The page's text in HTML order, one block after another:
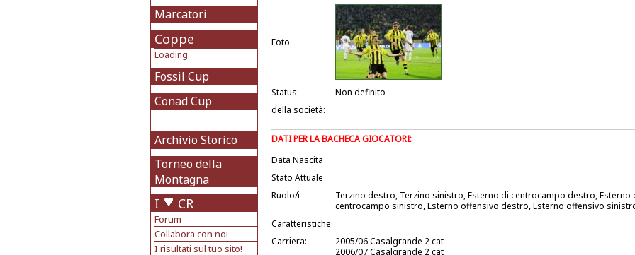
Marcatori
Coppe
Loading...
Fossil Cup
Conad Cup
Archivio Storico
Torneo della
Montagna
I CR
Forum
Collabora con noi
I risultati sul tuo sito!
Foto
Status:
Non definito
della società:
DATI PER LA BACHECA GIOCATORI:
Data Nascita
Stato Attuale
Ruolo/i
Terzino destro, Terzino sinistro, Esterno di centrocampo destro, Esterno
centrocampo sinistro, Esterno offensivo destro, Esterno offensivo
Caratteristiche:
Carriera:
2005/06 Casalgrande 2 cat
2006/07 Casalgrande 2 cat